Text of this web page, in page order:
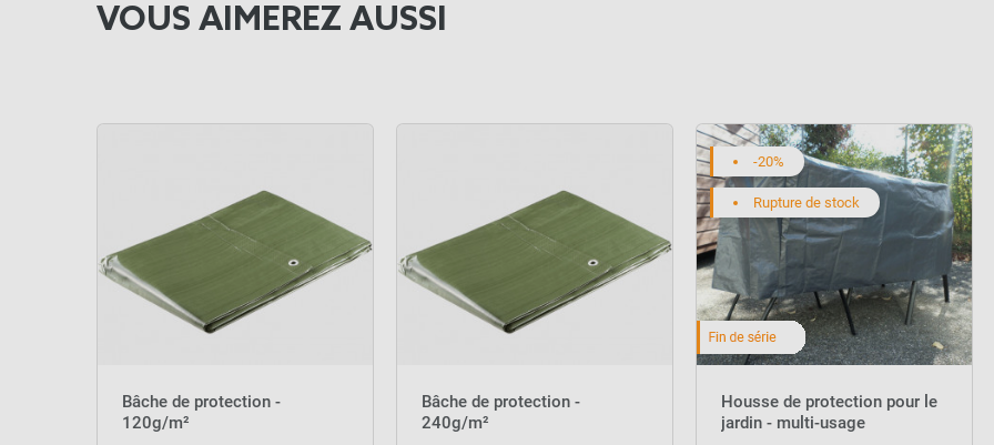
VOUS AIMEREZ AUSSI
Bâche de protection -
120g/m²
Bâche de protection -
240g/m²
-20%
Rupture de stock
Housse de protection pour le
jardin - multi-usage